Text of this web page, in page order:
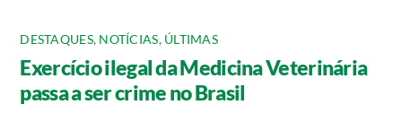
DESTAQUES, NOTÍCIAS, ÚLTIMAS
Exercício ilegal da Medicina Veterinária
passa a ser crime no Brasil